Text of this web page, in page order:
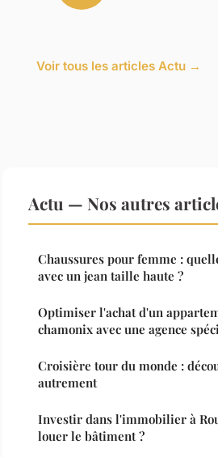
Voir tous les articles Actu →
Actu — Nos autres
Chaussures pour femme :
avec un jean taille haute ?
Optimiser l'achat d'un
chamonix avec une agence
Croisière tour du monde :
autrement
Investir dans l'immobilier à
louer le bâtiment ?